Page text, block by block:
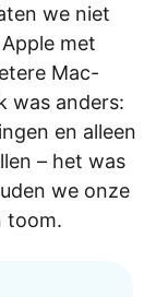
we niet
met
Mac-
was anders:
en alleen
– het was
we onze
toom.